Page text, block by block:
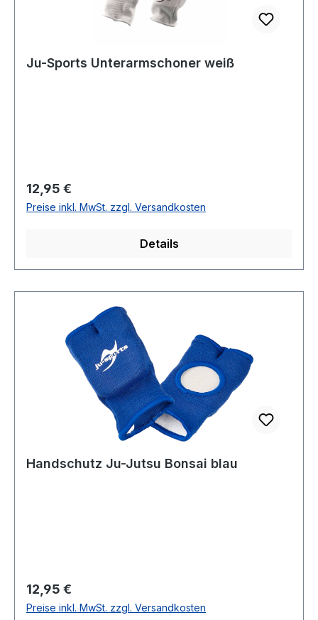
Ju-Sports Unterarmschoner weiß
Regulärer Preis:
12,95 €
Preise inkl. MwSt. zzgl. Versandkosten
Details
Handschutz Ju-Jutsu Bonsai blau
Regulärer Preis:
12,95 €
Preise inkl. MwSt. zzgl. Versandkosten